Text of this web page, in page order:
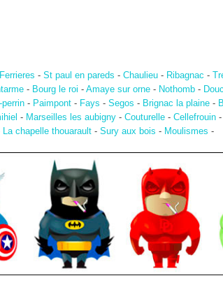
Ferrieres - St paul en pareds - Chaulieu- Ribagnac -
- Bourg le roi - Amaye sur orne - Nothomb -
- Paimpont - Fays - Segos - Brignac la plaine -
- Marseilles les aubigny- Couturelle- Cellefrouin-
La chapelle thouarault - Sury aux bois - Moulismes -